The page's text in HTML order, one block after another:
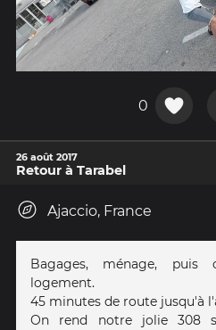
0
26 août 2017
Retour à Tarabel
Ajaccio, France
Bagages, ménage,
logement.
45 minutes de route jusqu'à
On rend notre jolie 308